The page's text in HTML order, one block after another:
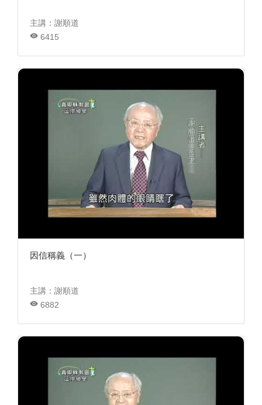
主講：謝順道
6415
因信稱義（一）
主講：謝順道
6882